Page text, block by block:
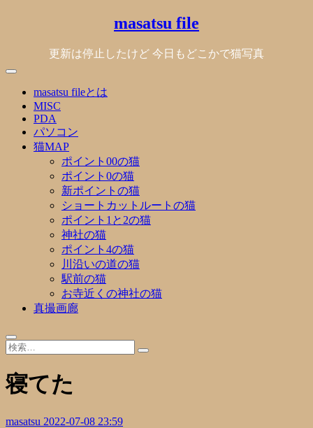
masatsu file
更新は停止したけど 今日もどこかで猫写真
masatsu fileとは
MISC
PDA
パソコン
猫MAP
ポイント00の猫
ポイント0の猫
新ポイントの猫
ショートカットルートの猫
ポイント1と2の猫
神社の猫
ポイント4の猫
川沿いの道の猫
駅前の猫
お寺近くの神社の猫
真撮画廊
寝てた
masatsu 2022-07-08 23:59